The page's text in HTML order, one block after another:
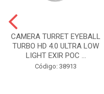
CAMERA TURRET EYEBALL
TURBO HD 4.0 ULTRA LOW
LIGHT EXIR POC ...
Código: 38913